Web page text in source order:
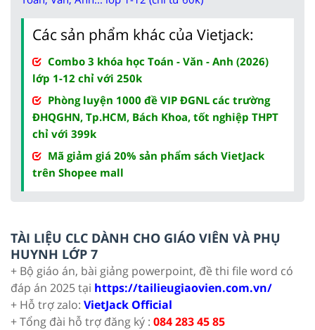
Các sản phẩm khác của Vietjack:
Combo 3 khóa học Toán - Văn - Anh (2026)
lớp 1-12 chỉ với 250k
Phòng luyện 1000 đề VIP ĐGNL các trường
ĐHQGHN, Tp.HCM, Bách Khoa, tốt nghiệp THPT
chỉ với 399k
Mã giảm giá 20% sản phẩm sách VietJack
trên Shopee mall
TÀI LIỆU CLC DÀNH CHO GIÁO VIÊN VÀ PHỤ
HUYNH LỚP 7
+ Bộ giáo án, bài giảng powerpoint, đề thi file word có
đáp án 2025 tại https://tailieugiaovien.com.vn/
+ Hỗ trợ zalo: VietJack Official
+ Tổng đài hỗ trợ đăng ký : 084 283 45 85